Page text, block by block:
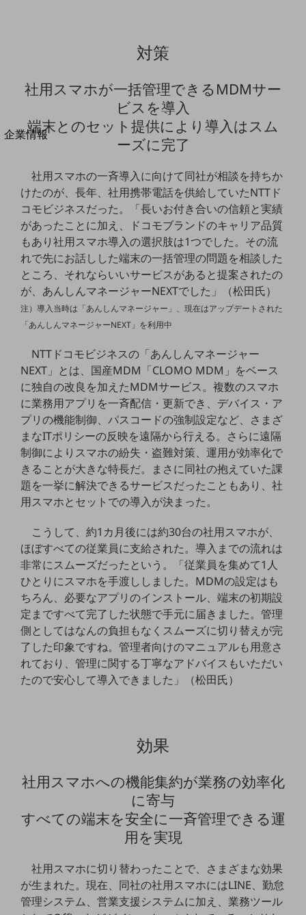
100回線以上のお問い合わせ・お見積りはこちら
別ウィンドウで開きます
企業情報
会社案内TOP
社長からのご挨拶
事業拠点
グループ会社
会社案内パンフレット
ニュースルームTOP
ニュースリリース
地域からの発表
重要なお知らせ
お知らせ
社外からの評価実績
サステナビリティ
NTTドコモビジネスグループのサステナビリティ
サステナビリティ基本方針
サステナビリティレポート
ダイバーシティ
経営情報
経営情報TOP
採用情報TOP
経験者採用
人材育成制度
広告・協賛
対策
社用スマホが一括管理できるMDMサー
ビスを導入
端末とのセット提供により導入はスム
ーズに完了
社用スマホの一斉導入に向けて同社が相談を持ちか
けたのが、長年、社用携帯電話を供給していたNTTド
コモビジネスだった。「長いお付き合いの信頼と実績
があったことに加え、ドコモブランドのキャリア品質
もあり社用スマホ導入の選択肢は1つでした。その流
れで先にお話しした端末の一括管理の問題を相談した
ところ、それならいいサービスがあると提案されたの
が、あんしんマネージャーNEXTでした」（松田氏）
注）導入当時は「あんしんマネージャー」、現在はアップデートされた
「あんしんマネージャーNEXT」を利用中
NTTドコモビジネスの「あんしんマネージャー
NEXT」とは、国産MDM「CLOMO MDM」をベース
に独自の改良を加えたMDMサービス。複数のスマホ
に業務用アプリを一斉配信・更新でき、デバイス・ア
プリの機能制御、パスコードの強制設定など、さまざ
まなITポリシーの反映を遠隔から行える。さらに遠隔
制御によりスマホの紛失・盗難対策、運用が効率化で
きることが大きな特長だ。まさに同社の抱えていた課
題を一挙に解決できるサービスだったこともあり、社
用スマホとセットでの導入が決まった。
こうして、約1カ月後には約30台の社用スマホが、
ほぼすべての従業員に支給された。導入までの流れは
非常にスムーズだったという。「従業員を集めて1人
ひとりにスマホを手渡ししました。MDMの設定はも
ちろん、必要なアプリのインストール、端末の初期設
定まですべて完了した状態で手元に届きました。管理
側としてはなんの負担もなくスムーズに切り替えが完
了した印象ですね。管理者向けのマニュアルも用意さ
れており、管理に関する丁寧なアドバイスもいただい
たので安心して導入できました」（松田氏）
効果
社用スマホへの機能集約が業務の効率化
に寄与
すべての端末を安全に一斉管理できる運
用を実現
社用スマホに切り替わったことで、さまざまな効果
が生まれた。現在、同社の社用スマホにはLINE、勤怠
管理システム、営業支援システムに加え、業務ツール